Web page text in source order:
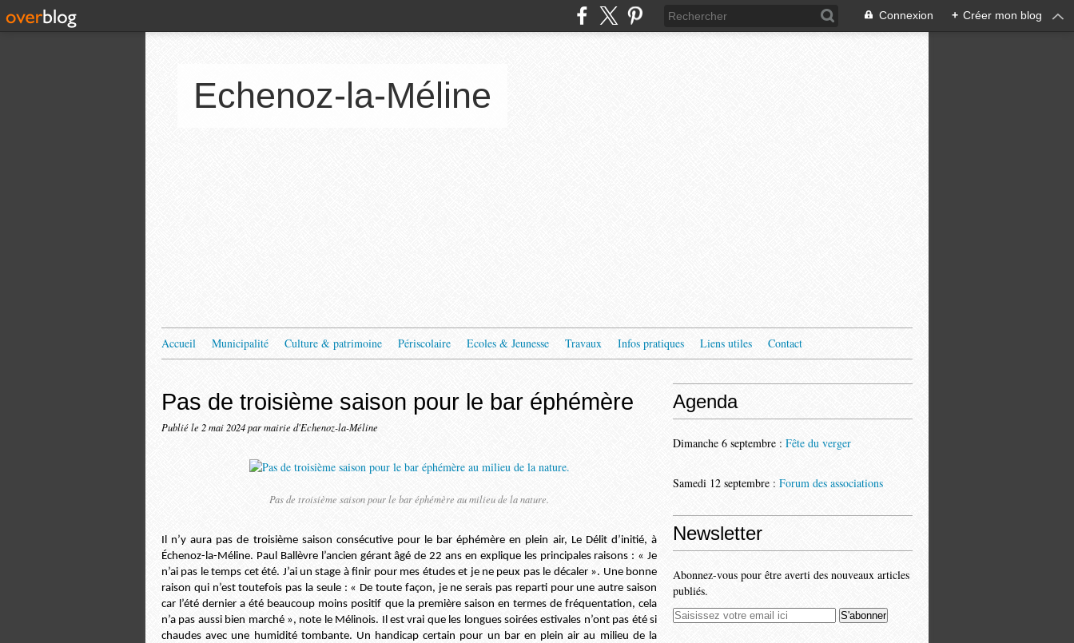
Connexion + Créer mon blog
Echenoz-la-Méline
Accueil Municipalité Culture & patrimoine Périscolaire Ecoles & Jeunesse Travaux Infos pratiques Liens utiles Contact
Pas de troisième saison pour le bar éphémère
Publié le 2 mai 2024par mairie d'Echenoz-la-Méline
Pas de troisième saison pour le bar éphémère au milieu de la nature.
Il n’y aura pas de troisième saison consécutive pour le bar éphémère en plein air, Le Délit d’initié, à
Échenoz-la-Méline. Paul Ballèvre l’ancien gérant âgé de 22 ans en explique les principales raisons : « Je
n’ai pas le temps cet été. J’ai un stage à finir pour mes études et je ne peux pas le décaler ». Une bonne
raison qui n’est toutefois pas la seule : « De toute façon, je ne serais pas reparti pour une autre saison
car l’été dernier a été beaucoup moins positif que la première saison en termes de fréquentation, cela
n’a pas aussi bien marché », note le Mélinois. Il est vrai que les longues soirées estivales n’ont pas été si
chaudes avec une humidité tombante. Un handicap certain pour un bar en plein air au milieu de la
Agenda
Dimanche 6 septembre : Fête du verger
Samedi 12 septembre : Forum des associations
Newsletter
Abonnez-vous pour être averti des nouveaux articles
publiés.